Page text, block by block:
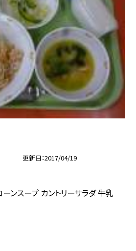
更新日 2017/04/19
ンスープ カントリーサラダ 牛乳